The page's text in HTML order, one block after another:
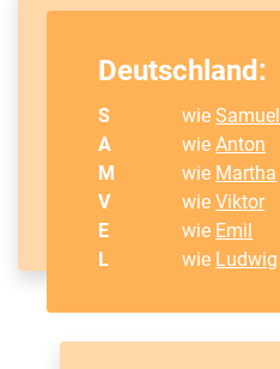
Deutschland:
S wieSamuel
A
wieAnton
M
wie Martha
V
wieViktor
E
wie Emil
L
wie Ludwig